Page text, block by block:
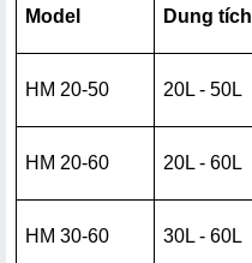
Model Dung tích
HM 20-50 20L - 50L
HM 20-60 20L - 60L
HM 30-60 30L - 60L